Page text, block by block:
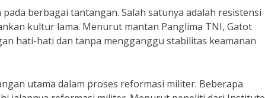
berbagai tantangan. Salah satunya adalah resistensi
kultur lama. Menurut mantan Panglima TNI, Gatot
hati-hati dan tanpa mengganggu stabilitas keamanan
utama dalam proses reformasi militer. Beberapa